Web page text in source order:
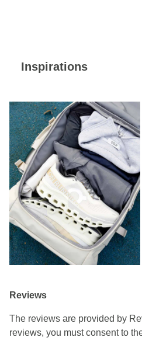
Inspirations
Reviews
The reviews are provided by
reviews, you must consent to